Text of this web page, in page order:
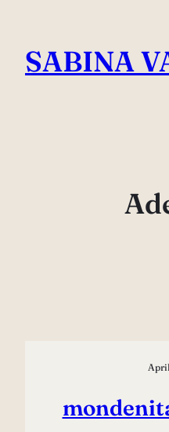
content
SABINA